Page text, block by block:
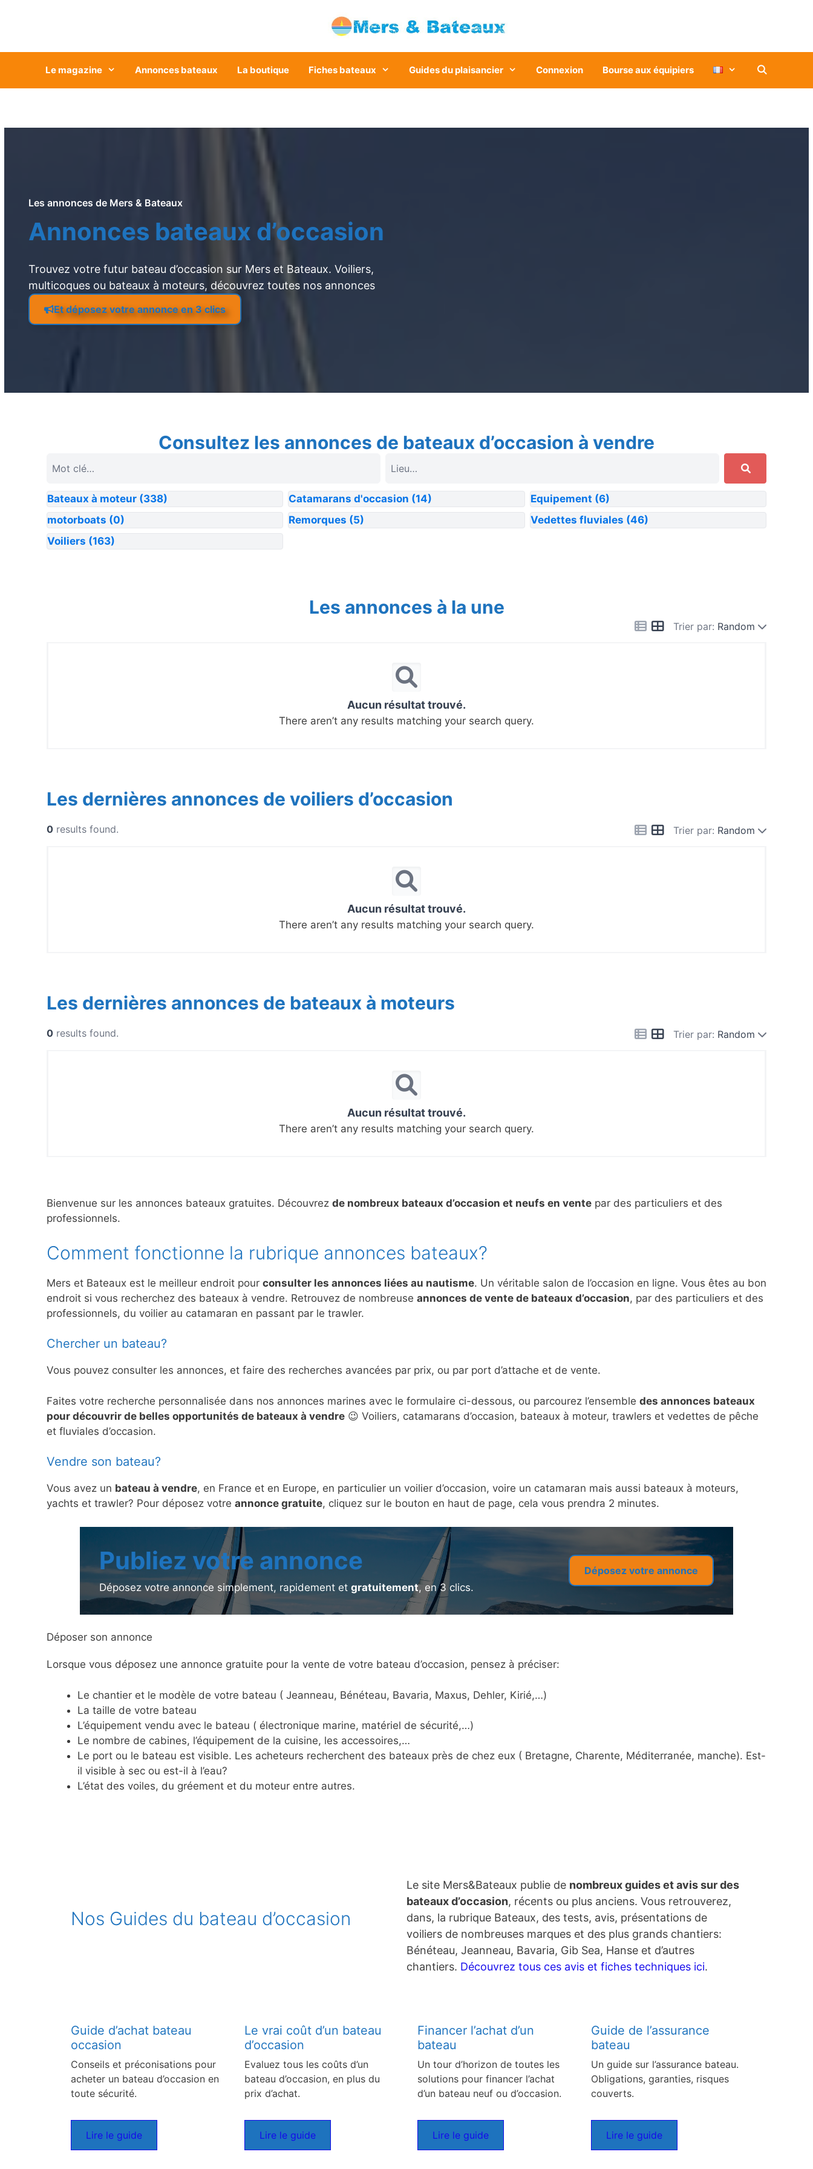
Le magazine Annonces bateaux La boutique Fiches bateaux Guides du plaisancier Connexion Bourse aux équipiers
Les annonces de Mers & Bateaux
Annonces bateaux d’occasion
Trouvez votre futur bateau d’occasion sur Mers et Bateaux. Voiliers,
multicoques ou bateaux à moteurs, découvrez toutes nos annonces
Et déposez votre annonce en 3 clics
Consultez les annonces de bateaux d’occasion à vendre
Bateaux à moteur (338) Catamarans d'occasion (14) Equipement (6)
motorboats (0) Remorques (5) Vedettes fluviales (46)
Voiliers (163)
Les annonces à la une
Trier par: Random
Aucun résultat trouvé.
There aren’t any results matching your search query.
Les dernières annonces de voiliers d’occasion
Trier par: Random
0 results found.
Aucun résultat trouvé.
There aren’t any results matching your search query.
Les dernières annonces de bateaux à moteurs
Trier par: Random
0 results found.
Aucun résultat trouvé.
There aren’t any results matching your search query.
Bienvenue sur les annonces bateaux gratuites. Découvrez de nombreux bateaux d’occasion et neufs en vente par des particuliers et des
professionnels.
Comment fonctionne la rubrique annonces bateaux?
Mers et Bateaux est le meilleur endroit pour consulter les annonces liées au nautisme. Un véritable salon de l’occasion en ligne. Vous êtes au bon
endroit si vous recherchez des bateaux à vendre. Retrouvez de nombreuse annonces de vente de bateaux d’occasion, par des particuliers et des
professionnels, du voilier au catamaran en passant par le trawler.
Chercher un bateau?
Vous pouvez consulter les annonces, et faire des recherches avancées par prix, ou par port d’attache et de vente.
Faites votre recherche personnalisée dans nos annonces marines avec le formulaire ci-dessous, ou parcourez l’ensemble des annonces bateaux
pour découvrir de belles opportunités de bateaux à vendre 😉 Voiliers, catamarans d’occasion, bateaux à moteur, trawlers et vedettes de pêche
et fluviales d’occasion.
Vendre son bateau?
Vous avez un bateau à vendre, en France et en Europe, en particulier un voilier d’occasion, voire un catamaran mais aussi bateaux à moteurs,
yachts et trawler? Pour déposez votre annonce gratuite, cliquez sur le bouton en haut de page, cela vous prendra 2 minutes.
Publiez votre annonce
Déposez votre annonce simplement, rapidement et gratuitement, en 3 clics.
Déposez votre annonce
Déposer son annonce
Lorsque vous déposez une annonce gratuite pour la vente de votre bateau d’occasion, pensez à préciser:
Le chantier et le modèle de votre bateau ( Jeanneau, Bénéteau, Bavaria, Maxus, Dehler, Kirié,…)
La taille de votre bateau
L’équipement vendu avec le bateau ( électronique marine, matériel de sécurité,…)
Le nombre de cabines, l’équipement de la cuisine, les accessoires,…
Le port ou le bateau est visible. Les acheteurs recherchent des bateaux près de chez eux ( Bretagne, Charente, Méditerranée, manche). Est-
il visible à sec ou est-il à l’eau?
L’état des voiles, du gréement et du moteur entre autres.
Nos Guides du bateau d’occasion
Le site Mers&Bateaux publie de nombreux guides et avis sur des
bateaux d’occasion, récents ou plus anciens. Vous retrouverez,
dans, la rubrique Bateaux, des tests, avis, présentations de
voiliers de nombreuses marques et des plus grands chantiers:
Bénéteau, Jeanneau, Bavaria, Gib Sea, Hanse et d’autres
chantiers. Découvrez tous ces avis et fiches techniques ici.
Guide d’achat bateau
occasion
Conseils et préconisations pour
acheter un bateau d’occasion en
toute sécurité.
Lire le guide
Le vrai coût d’un bateau
d’occasion
Evaluez tous les coûts d’un
bateau d’occasion, en plus du
prix d’achat.
Lire le guide
Financer l’achat d’un
bateau
Un tour d’horizon de toutes les
solutions pour financer l’achat
d’un bateau neuf ou d’occasion.
Lire le guide
Guide de l’assurance
bateau
Un guide sur l’assurance bateau.
Obligations, garanties, risques
couverts.
Lire le guide